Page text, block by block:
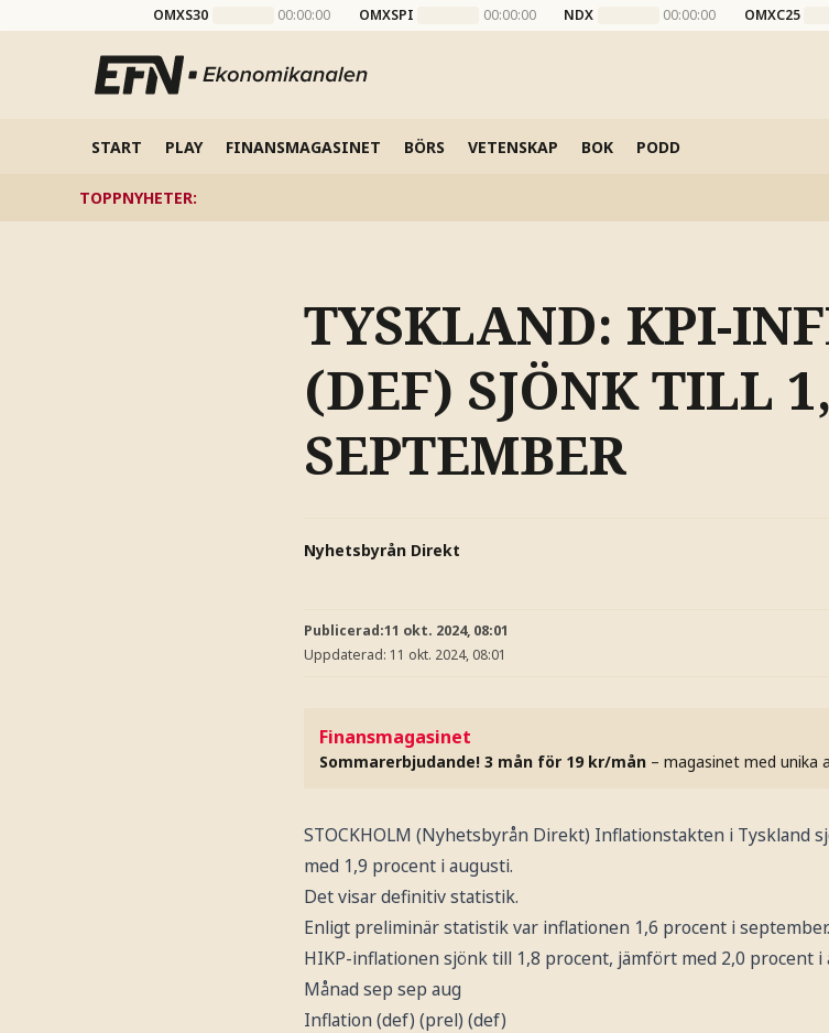
OMXS30 00:00:00 OMXSPI 00:00:00 NDX 00:00:00 OMXC25
START PLAY FINANSMAGASINET BÖRS VETENSKAP BOK PODD
TOPPNYHETER:
TYSKLAND: KPI-
(DEF) SJÖNK TILL
SEPTEMBER
Nyhetsbyrån Direkt
Publicerad:11 okt. 2024, 08:01
Uppdaterad: 11 okt. 2024, 08:01
Finansmagasinet
Sommarerbjudande! 3 mån för 19 kr/mån – magasinet med unika
STOCKHOLM (Nyhetsbyrån Direkt) Inflationstakten i Tyskland
med 1,9 procent i augusti.
Det visar definitiv statistik.
Enligt preliminär statistik var inflationen 1,6 procent i september.
HIKP-inflationen sjönk till 1,8 procent, jämfört med 2,0 procent
Månad sep sep aug
Inflation (def) (prel) (def)